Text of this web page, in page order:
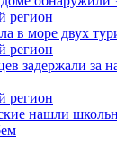
в море двух
задержали за
нашли